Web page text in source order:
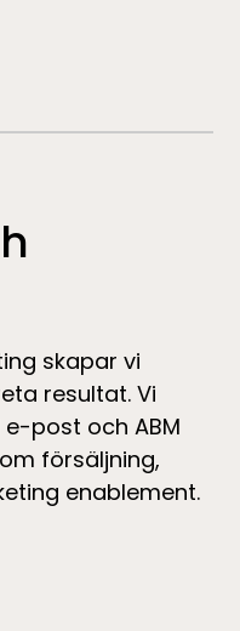
skapar vi
resultat. Vi
post och ABM
försäljning,
enablement.